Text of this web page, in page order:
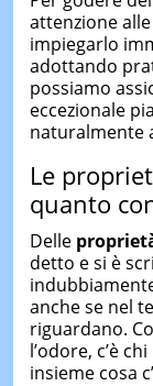
attenzione
impiegarlo
adottando
possiamo
eccezionale
naturalmente
Le
quanto
Delle
detto e si è
anche se nel
riguardano.
l’odore, c’è
insieme cosa